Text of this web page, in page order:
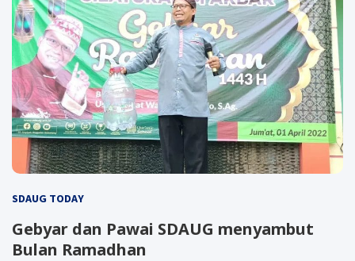
SDAUG TODAY
Gebyar dan Pawai SDAUG menyambut
Bulan Ramadhan